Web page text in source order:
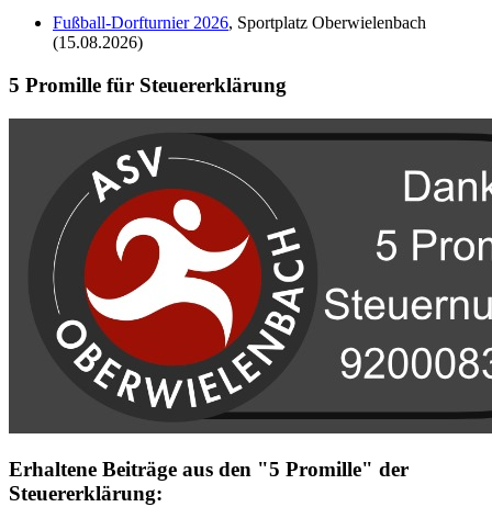
Fußball-Dorfturnier 2026, Sportplatz Oberwielenbach
(15.08.2026)
5 Promille für Steuererklärung
Erhaltene Beiträge aus den "5 Promille" der
Steuererklärung: